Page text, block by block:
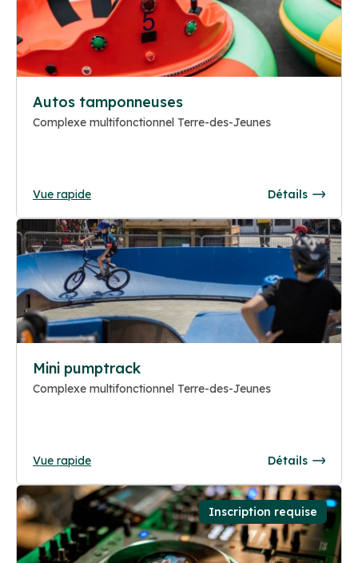
Autos tamponneuses
Complexe multifonctionnel Terre-des-Jeunes
Vue rapide Détails
Mini pumptrack
Complexe multifonctionnel Terre-des-Jeunes
Vue rapide Détails
Inscription requise